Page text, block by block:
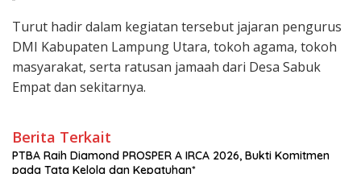
Turut hadir dalam kegiatan tersebut jajaran pengurus
DMI Kabupaten Lampung Utara, tokoh agama, tokoh
masyarakat, serta ratusan jamaah dari Desa Sabuk
Empat dan sekitarnya.
Berita Terkait
PTBA Raih Diamond PROSPER A IRCA 2026, Bukti Komitmen
pada Tata Kelola dan Kepatuhan*